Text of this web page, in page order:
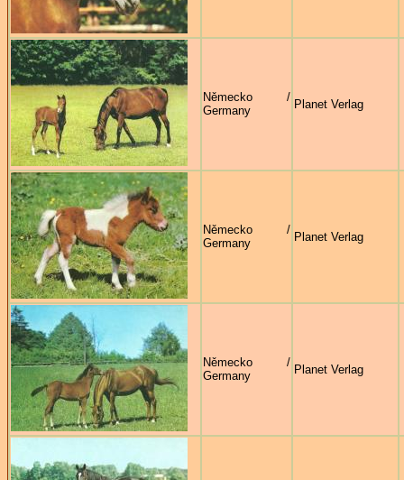
Německo /
Germany
Planet Verlag
Německo /
Germany
Planet Verlag
Německo /
Germany
Planet Verlag